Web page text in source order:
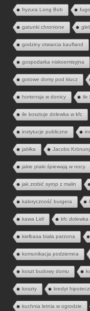
fryzura Long Bob
gatunki chronione
godziny otwarcia kaufland
gospodarka niskoemisyjna
gotowe domy pod klucz
hortensja w donicy ile
ile kosztuje dolewka w kfc
instytucje publiczne
jabłka Jacobs
jakie ptaki śpiewają w nocy
jak zrobić syrop z malin
kaloryczność burgera
kawa Lidl kfc dolewka
kiełbasa biała parzona
komunikacja podziemna
koszt budowy domu
koszty kredyt
kuchnia letnia w ogrodzie